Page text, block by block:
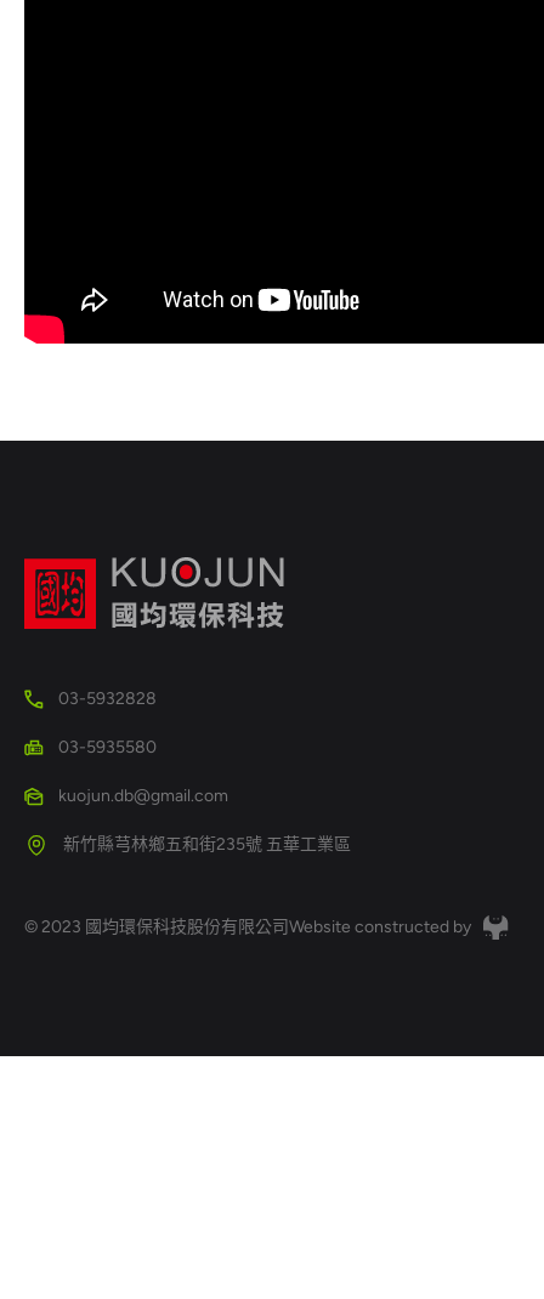
03-5932828
03-5935580
kuojun.db@gmail.com
新竹縣芎林鄉五和街235號 五華工業區
© 2023 國均環保科技股份有限公司Website constructed by